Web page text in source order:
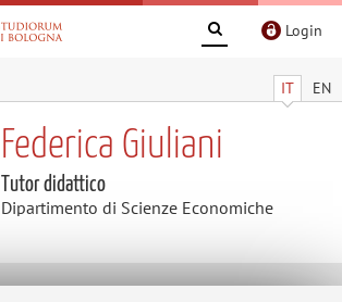
Login
IT EN
Federica Giuliani
Tutor didattico
Dipartimento di Scienze Economiche